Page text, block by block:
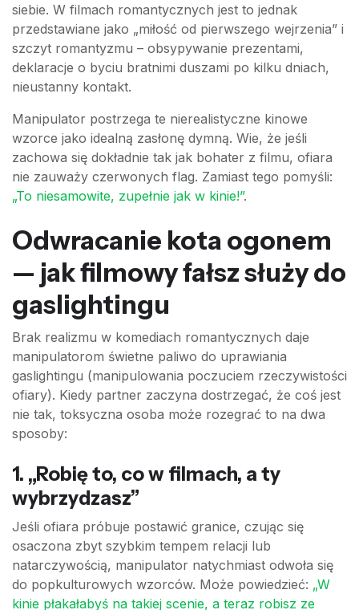
siebie. W filmach romantycznych jest to jednak
przedstawiane jako „miłość od pierwszego wejrzenia” i
szczyt romantyzmu – obsypywanie prezentami,
deklaracje o byciu bratnimi duszami po kilku dniach,
nieustanny kontakt.
Manipulator postrzega te nierealistyczne kinowe
wzorce jako idealną zasłonę dymną. Wie, że jeśli
zachowa się dokładnie tak jak bohater z filmu, ofiara
nie zauważy czerwonych flag. Zamiast tego pomyśli:
„To niesamowite, zupełnie jak w kinie!”.
Odwracanie kota ogonem
— jak filmowy fałsz służy do
gaslightingu
Brak realizmu w komediach romantycznych daje
manipulatorom świetne paliwo do uprawiania
gaslightingu (manipulowania poczuciem rzeczywistości
ofiary). Kiedy partner zaczyna dostrzegać, że coś jest
nie tak, toksyczna osoba może rozegrać to na dwa
sposoby:
1. „Robię to, co w filmach, a ty
wybrzydzasz”
Jeśli ofiara próbuje postawić granice, czując się
osaczona zbyt szybkim tempem relacji lub
natarczywością, manipulator natychmiast odwoła się
do popkulturowych wzorców. Może powiedzieć: „W
kinie płakałabyś na takiej scenie, a teraz robisz ze